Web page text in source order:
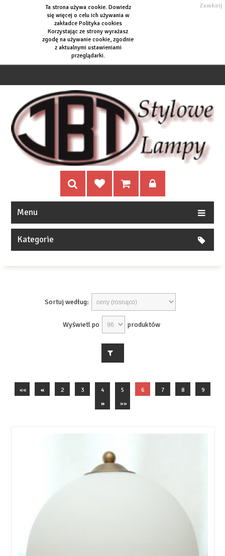
Ta strona używa cookie. Dowiedz
się więcej o celu ich używania w
zakładce Polityka cookies
Korzystając ze strony wyrażasz
zgodę na używanie cookie, zgodnie
z aktualnymi ustawieniami
przeglądarki.
Zamknij
Menu
Kategorie
Sortuj według:
Wyświetl po produktów
«« « 2 3 4 5 6 7 8
9
»
»»